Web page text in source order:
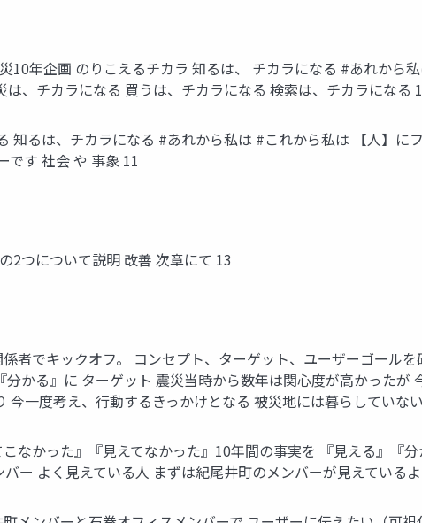
10年企画 のりこえるチカラ 知るは、 チカラになる #あれから
、チカラになる 買うは、チカラになる 検索は、チカラになる
知るは、チカラになる #あれから私は #これから私は 【⼈】に
す 社会 や 事象 11
2つについて説明 改善 次章にて 13
者でキックオフ。 コンセプト、ターゲット、ユーザーゴールを
分かる』に ターゲット 震災当時から数年は関⼼度が⾼かったが
⼀度考え、⾏動するきっかけとなる 被災地には暮らしていな
なかった』『⾒えてなかった』10年間の事実を 『⾒える』『
ー よく⾒えている⼈ まずは紀尾井町のメンバーが⾒えている